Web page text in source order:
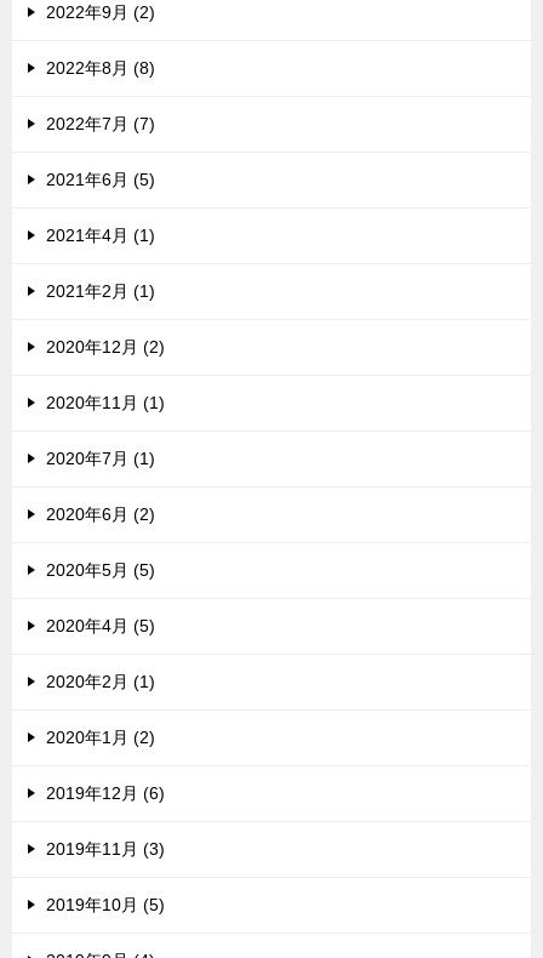
2022年9月 (2)
2022年8月 (8)
2022年7月 (7)
2021年6月 (5)
2021年4月 (1)
2021年2月 (1)
2020年12月 (2)
2020年11月 (1)
2020年7月 (1)
2020年6月 (2)
2020年5月 (5)
2020年4月 (5)
2020年2月 (1)
2020年1月 (2)
2019年12月 (6)
2019年11月 (3)
2019年10月 (5)